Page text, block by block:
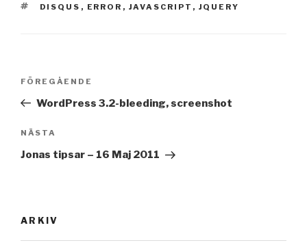
TAGGAR
DISQUS , ERROR , JAVASCRIPT , JQUERY
Inläggsnavigering
Föregående
inlägg
FÖREGÅENDE
WordPress 3.2-bleeding, screenshot
Nästa
inlägg
NÄSTA
Jonas tipsar – 16 Maj 2011
ARKIV